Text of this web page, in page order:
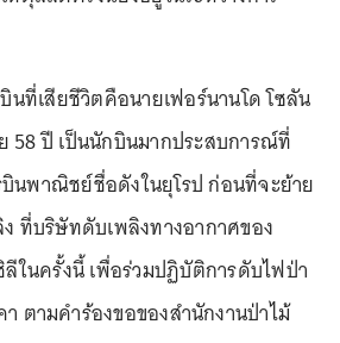
นที่เสียชีวิตคือนายเฟอร์นานโด โซลัน
58 ปี เป็นนักบินมากประสบการณ์ที่
นพาณิชย์ชื่อดังในยุโรป ก่อนที่จะย้าย
ที่บริษัทดับเพลิงทางอากาศของ
ลีในครั้งนี้ เพื่อร่วมปฏิบัติการดับไฟป่า
ตามคำร้องขอของสำนักงานป่าไม้